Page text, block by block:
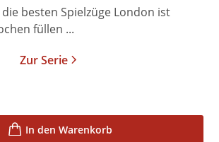
besten Spielzüge London ist
füllen ...
Zur Serie
In den Warenkorb